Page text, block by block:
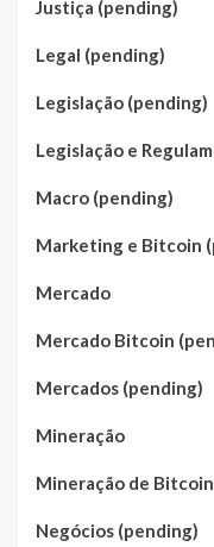
Justiça (pending)
Legal (pending)
Legislação (pending)
Legislação e
Macro (pending)
Marketing e Bitcoin
Mercado
Mercado Bitcoin
Mercados (pending)
Mineração
Mineração de
Negócios (pending)